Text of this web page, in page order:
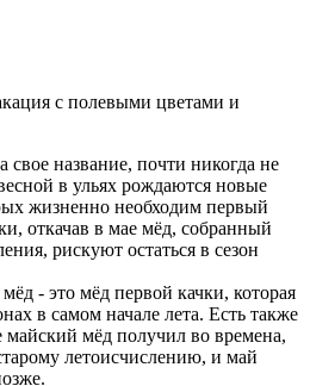
с полевыми цветами и
название, почти никогда не
в ульях рождаются новые
жизненно необходим первый
откачав в мае мёд, собранный
рискуют остаться в сезон
- это мёд первой качки, которая
в самом начале лета. Есть также
майский мёд получил во времена,
летоисчислению, и май